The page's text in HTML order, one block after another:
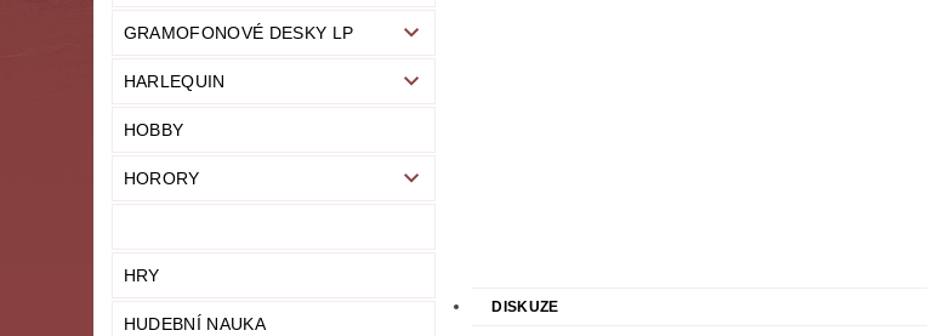
GRAMOFONOVÉ DESKY LP
HARLEQUIN
HOBBY
HORORY
HRY
HUDEBNÍ NAUKA
DISKUZE